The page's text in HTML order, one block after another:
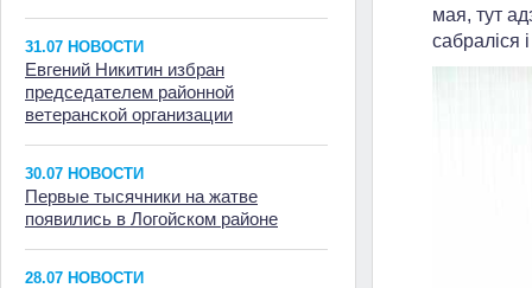
31.07 НОВОСТИ
Евгений Никитин избран
председателем районной
ветеранской организации
30.07 НОВОСТИ
Первые тысячники на жатве
появились в Логойском районе
28.07 НОВОСТИ
мая, тут
сабраліся